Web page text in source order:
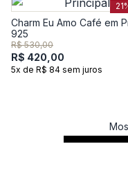
Charm Eu Amo Café em
925
R$ 530,00
R$ 420,00
5x de R$ 84 sem juros